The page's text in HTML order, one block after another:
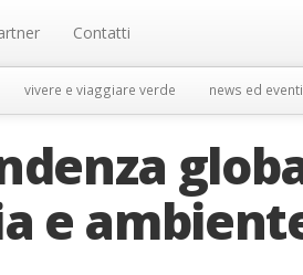
Contatti
vivere e viaggiare verde news ed eventi
e